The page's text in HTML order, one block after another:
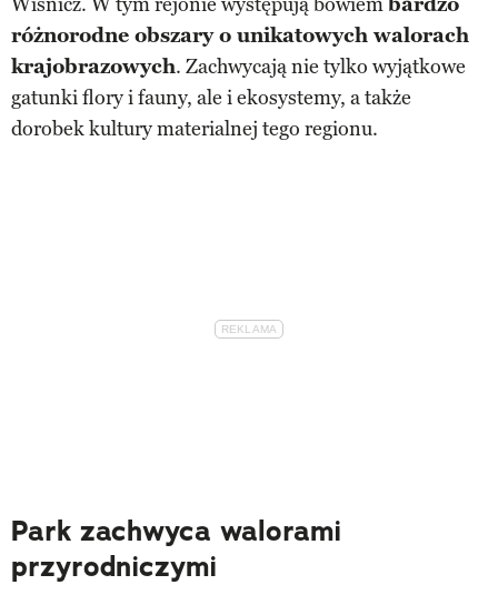
różnorodne obszary o unikatowych walorach
krajobrazowych. Zachwycają nie tylko wyjątkowe
gatunki flory i fauny, ale i ekosystemy, a także
dorobek kultury materialnej tego regionu.
Park zachwyca walorami
przyrodniczymi